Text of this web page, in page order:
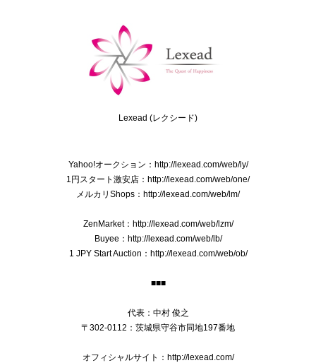
2025/08/28
2025/08/21
2025/07/15
2025/01/09
Lexead (レクシード)
Yahoo!オークション：http://lexead.com/web/ly/
1円スタート激安店：http://lexead.com/web/one/
メルカリShops：http://lexead.com/web/lm/
ZenMarket：http://lexead.com/web/lzm/
Buyee：http://lexead.com/web/lb/
1 JPY Start Auction：http://lexead.com/web/ob/
■■■
代表：中村 俊之
〒302-0112：茨城県守谷市同地197番地
オフィシャルサイト：http://lexead.com/